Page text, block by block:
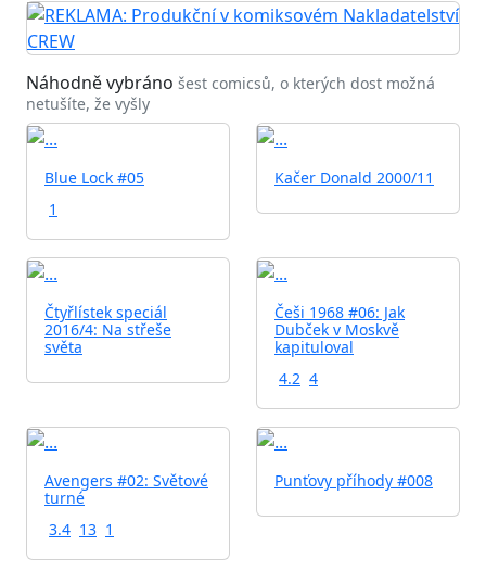
Náhodně vybráno šest comicsů, o kterých dost možná
netušíte, že vyšly
Blue Lock #05
1
Kačer Donald 2000/11
Čtyřlístek speciál
2016/4: Na střeše
světa
Češi 1968 #06: Jak
Dubček v Moskvě
kapituloval
4.2 4
Avengers #02: Světové
turné
3.4 13 1
Punťovy příhody #008